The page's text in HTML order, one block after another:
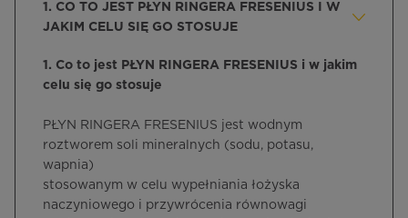
1. CO TO JEST PŁYN RINGERA FRESENIUS I W
JAKIM CELU SIĘ GO STOSUJE
1. Co to jest PŁYN RINGERA FRESENIUS i w jakim
celu się go stosuje
PŁYN RINGERA FRESENIUS jest wodnym
roztworem soli mineralnych (sodu, potasu,
wapnia)
stosowanym w celu wypełniania łożyska
naczyniowego i przywrócenia równowagi